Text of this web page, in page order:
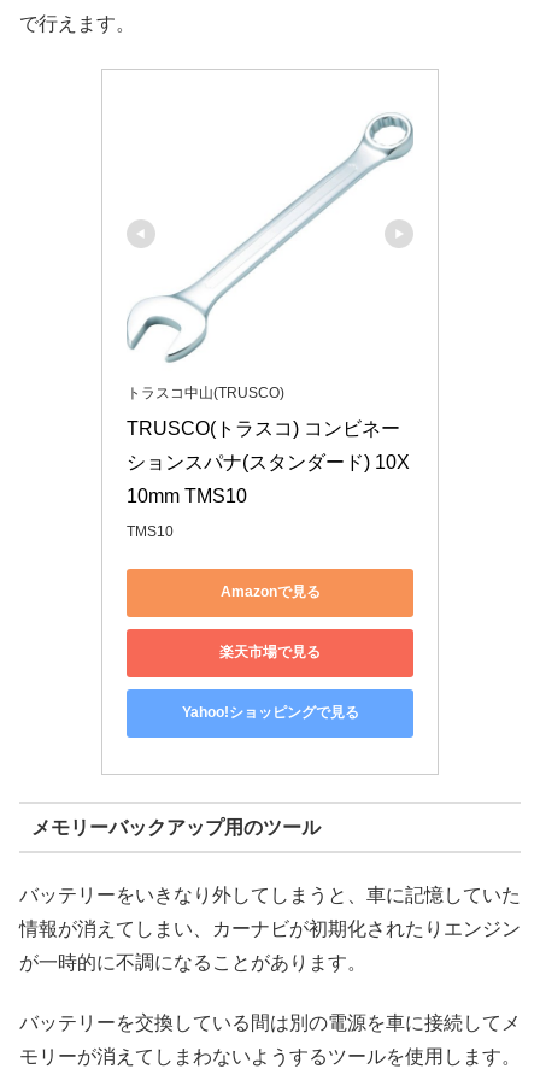
で行えます。
トラスコ中山(TRUSCO)
TRUSCO(トラスコ) コンビネー
ションスパナ(スタンダード) 10X
10mm TMS10
TMS10
Amazonで見る
楽天市場で見る
Yahoo!ショッピングで見る
メモリーバックアップ用のツール
バッテリーをいきなり外してしまうと、車に記憶していた
情報が消えてしまい、カーナビが初期化されたりエンジン
が一時的に不調になることがあります。
バッテリーを交換している間は別の電源を車に接続してメ
モリーが消えてしまわないようするツールを使用します。